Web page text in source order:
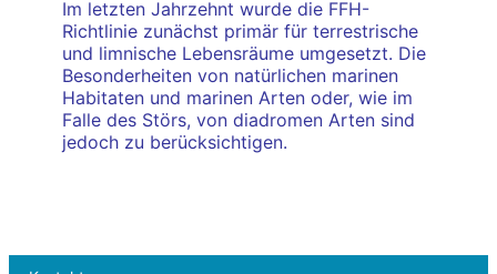
Im letzten Jahrzehnt wurde die FFH-
Richtlinie zunächst primär für terrestrische
und limnische Lebensräume umgesetzt. Die
Besonderheiten von natürlichen marinen
Habitaten und marinen Arten oder, wie im
Falle des Störs, von diadromen Arten sind
jedoch zu berücksichtigen.